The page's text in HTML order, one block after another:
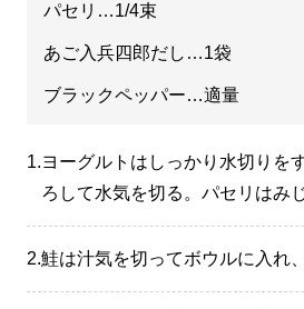
パセリ…1/4束
あご入兵四郎だし…1袋
ブラックペッパー…適量
1.ヨーグルトはしっかり水切りを
ろして水気を切る。パセリはみ
2.鮭は汁気を切ってボウルに入れ